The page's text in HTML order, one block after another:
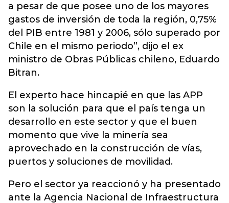
a pesar de que posee uno de los mayores
gastos de inversión de toda la región, 0,75%
del PIB entre 1981 y 2006, sólo superado por
Chile en el mismo periodo”, dijo el ex
ministro de Obras Públicas chileno, Eduardo
Bitran.
El experto hace hincapié en que las APP
son la solución para que el país tenga un
desarrollo en este sector y que el buen
momento que vive la minería sea
aprovechado en la construcción de vías,
puertos y soluciones de movilidad.
Pero el sector ya reaccionó y ha presentado
ante la Agencia Nacional de Infraestructura